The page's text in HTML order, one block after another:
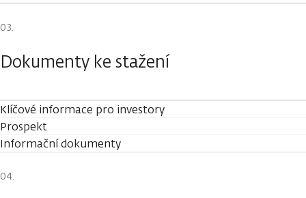
Dokumenty ke stažení
Klíčové informace pro investory
Prospekt
Informační dokumenty